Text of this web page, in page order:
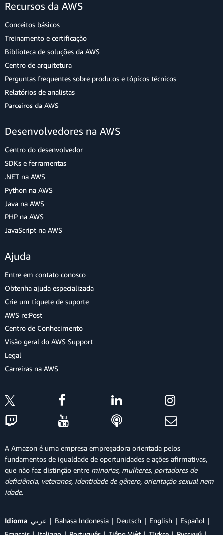
Recursos da AWS
Conceitos básicos
Treinamento e certificação
Biblioteca de soluções da AWS
Centro de arquitetura
Perguntas frequentes sobre produtos e tópicos técnicos
Relatórios de analistas
Parceiros da AWS
Desenvolvedores na AWS
Centro do desenvolvedor
SDKs e ferramentas
.NET na AWS
Python na AWS
Java na AWS
PHP na AWS
JavaScript na AWS
Ajuda
Entre em contato conosco
Obtenha ajuda especializada
Crie um tíquete de suporte
AWS re:Post
Centro de Conhecimento
Visão geral do AWS Support
Legal
Carreiras na AWS
A Amazon é uma empresa empregadora orientada pelos
fundamentos de igualdade de oportunidades e ações afirmativas,
que não faz distinção entre minorias, mulheres, portadores de
deficiência, veteranos, identidade de gênero, orientação sexual nem
idade.
Idioma عربي Bahasa Indonesia Deutsch English
Español